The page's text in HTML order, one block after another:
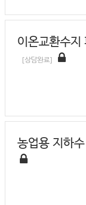
이온교환수
[상담완료]
농업용 지하